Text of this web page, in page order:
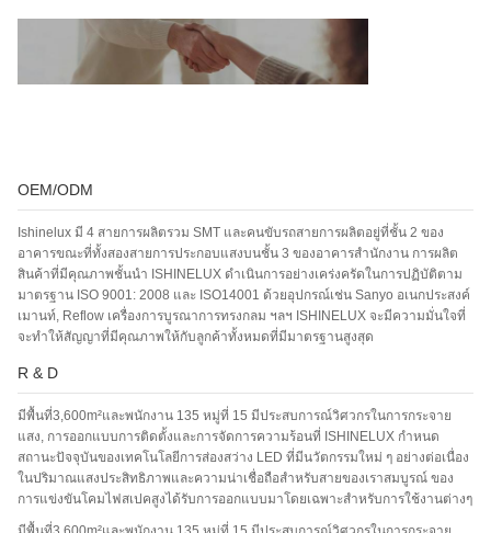
OEM/ODM
Ishinelux มี 4 สายการผลิตรวม SMT และคนขับรถสายการผลิตอยู่ที่ชั้น 2 ของ
อาคารขณะที่ทั้งสองสายการประกอบแสงบนชั้น 3 ของอาคารสำนักงาน การผลิต
สินค้าที่มีคุณภาพชั้นนำ ISHINELUX ดำเนินการอย่างเคร่งครัดในการปฏิบัติตาม
มาตรฐาน ISO 9001: 2008 และ ISO14001 ด้วยอุปกรณ์เช่น Sanyo อเนกประสงค์
เมานท์, Reflow เครื่องการบูรณาการทรงกลม ฯลฯ ISHINELUX จะมีความมั่นใจที่
จะทำให้สัญญาที่มีคุณภาพให้กับลูกค้าทั้งหมดที่มีมาตรฐานสูงสุด
R & D
มีพื้นที่3,600m²และพนักงาน 135 หมู่ที่ 15 มีประสบการณ์วิศวกรในการกระจาย
แสง, การออกแบบการติดตั้งและการจัดการความร้อนที่ ISHINELUX กำหนด
สถานะปัจจุบันของเทคโนโลยีการส่องสว่าง LED ที่มีนวัตกรรมใหม่ ๆ อย่างต่อเนื่อง
ในปริมาณแสงประสิทธิภาพและความน่าเชื่อถือสำหรับสายของเราสมบูรณ์ ของ
การแข่งขันโคมไฟสเปคสูงได้รับการออกแบบมาโดยเฉพาะสำหรับการใช้งานต่างๆ